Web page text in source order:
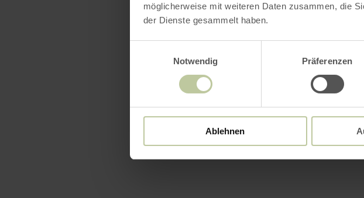
möglicherweise mit weiteren Daten zusammen, die
der Dienste gesammelt haben.
Notwendig
Präferenzen
Ablehnen